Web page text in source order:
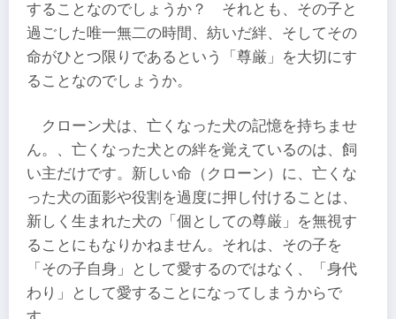
することなのでしょうか？ それとも、その子と
過ごした唯一無二の時間、紡いだ絆、そしてその
命がひとつ限りであるという「尊厳」を大切にす
ることなのでしょうか。
クローン犬は、亡くなった犬の記憶を持ちませ
ん。、亡くなった犬との絆を覚えているのは、飼
い主だけです。新しい命（クローン）に、亡くな
った犬の面影や役割を過度に押し付けることは、
新しく生まれた犬の「個としての尊厳」を無視す
ることにもなりかねません。それは、その子を
「その子自身」として愛するのではなく、「身代
わり」として愛することになってしまうからで